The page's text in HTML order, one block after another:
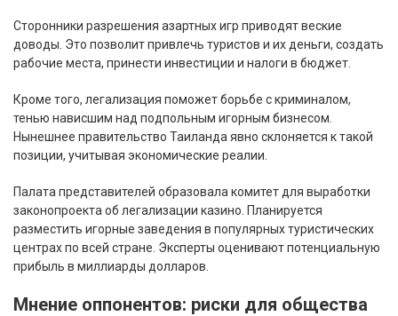
Сторонники разрешения азартных игр приводят веские
доводы. Это позволит привлечь туристов и их деньги, создать
рабочие места, принести инвестиции и налоги в бюджет.
Кроме того, легализация поможет борьбе с криминалом,
тенью нависшим над подпольным игорным бизнесом.
Нынешнее правительство Таиланда явно склоняется к такой
позиции, учитывая экономические реалии.
Палата представителей образовала комитет для выработки
законопроекта об легализации казино. Планируется
разместить игорные заведения в популярных туристических
центрах по всей стране. Эксперты оценивают потенциальную
прибыль в миллиарды долларов.
Мнение оппонентов: риски для общества